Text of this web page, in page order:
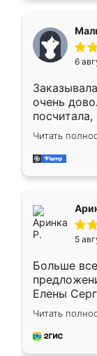
меньше,
Мне
мебели6
очень
Замерщик
делу со
за день,
Читать
5
Больше
Елены
короткие
для
предложил
Читать